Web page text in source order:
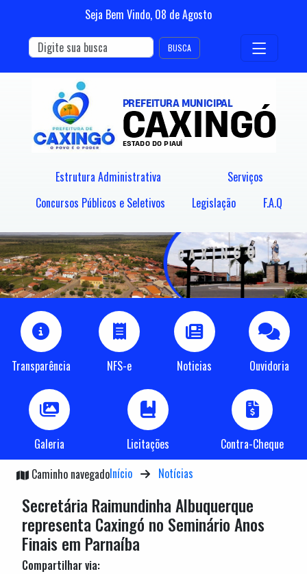
Seja Bem Vindo, 08 deAgosto
BUSCA
Estrutura Administrativa
Serviços
Concursos Públicos e Seletivos
Legislação F.A.Q
Transparência NFS-e Noticias Ouvidoria
Galeria Licitações
Contra-Cheque
Caminho navegadoInício Notícias
Secretária Raimundinha Albuquerque
representa Caxingó no Seminário Anos
Finais em Parnaíba
Compartilhar via: